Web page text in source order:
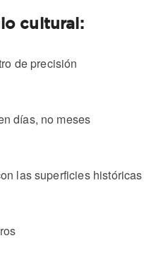
cultural:
de precisión
días, no meses
las superficies históricas